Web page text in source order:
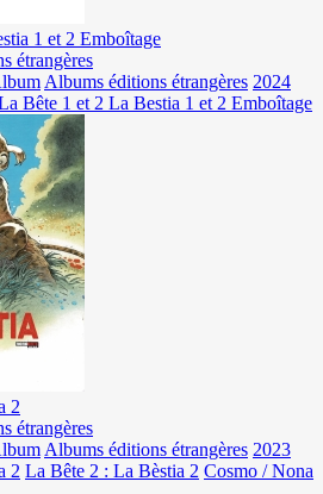
1 et 2 Emboîtage
étrangères
Albums éditions étrangères 2024
Bête 1 et 2 La Bestia 1 et 2 Emboîtage
2
étrangères
Albums éditions étrangères 2023
2 La Bête 2 : La Bèstia 2 Cosmo / Nona